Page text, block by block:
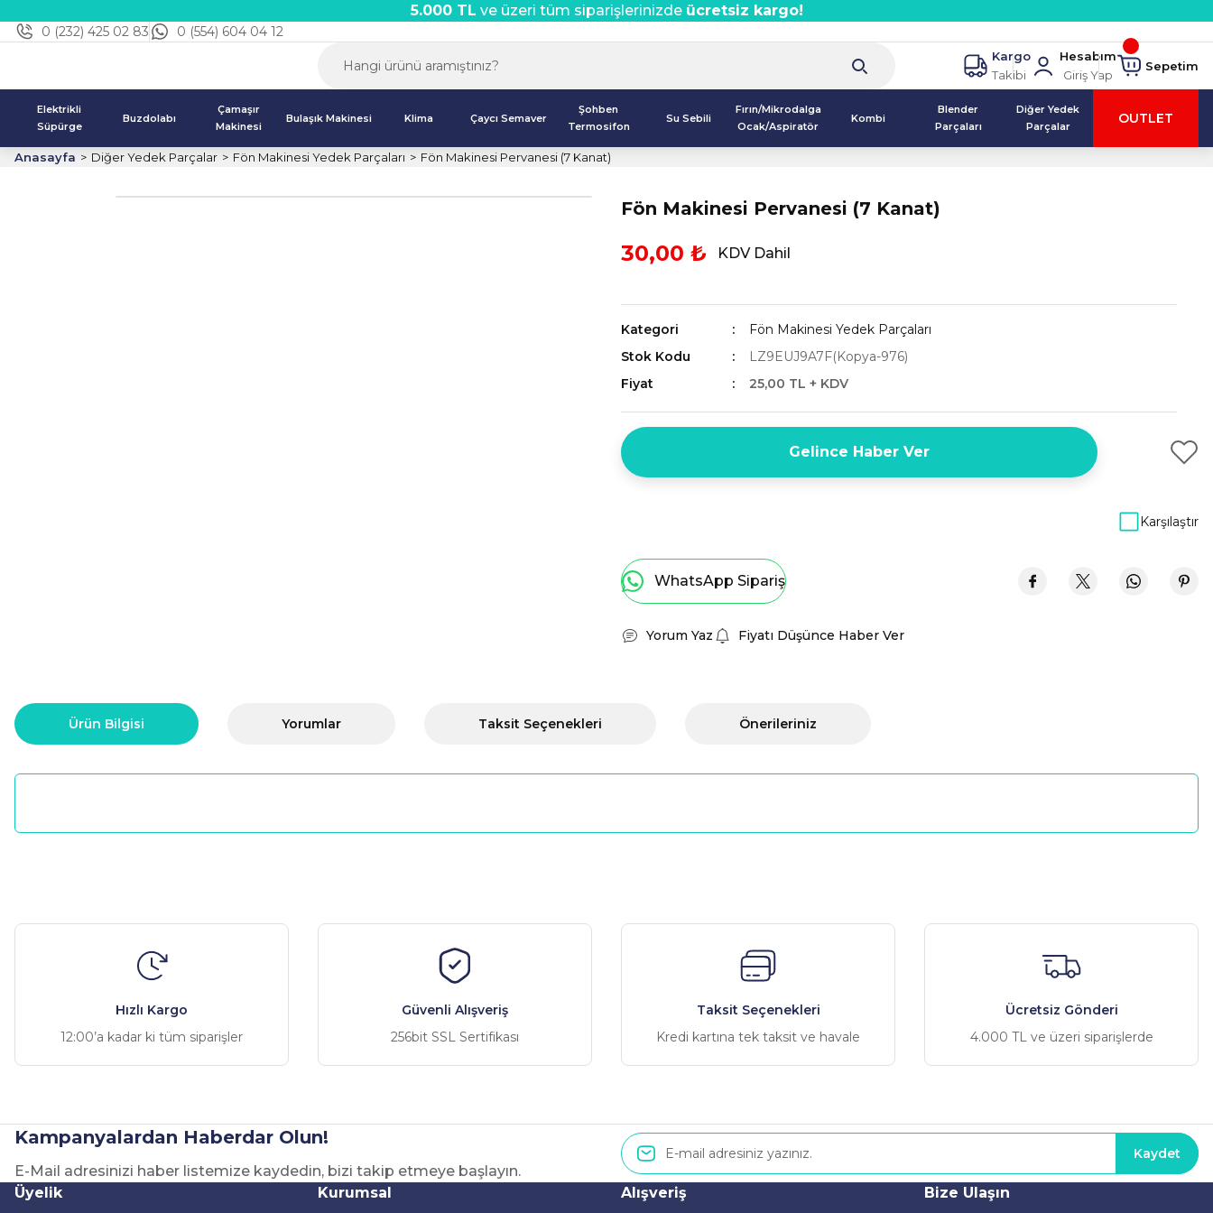
5.000 TL ve üzeri tüm siparişlerinizde ücretsiz kargo!
0 (232) 425 02 83 0 (554) 604 04 12
Kargo
Takibi
Hesabım
Giriş Yap
Sepetim
Elektrikli
Süpürge
Buzdolabı
Çamaşır
Makinesi
Bulaşık Makinesi Klima Çaycı Semaver
Şohben
Termosifon
Su Sebili
Fırın/Mikrodalga
Ocak/Aspiratör
Kombi
Blender
Parçaları
Diğer Yedek
Parçalar
OUTLET
Anasayfa Diğer Yedek Parçalar Fön Makinesi Yedek Parçaları Fön Makinesi Pervanesi (7 Kanat)
Fön Makinesi Pervanesi (7 Kanat)
30,00 ₺ KDV Dahil
Kategori
Fön Makinesi Yedek Parçaları
Stok Kodu
LZ9EUJ9A7F(Kopya-976)
Fiyat
25,00 TL + KDV
Gelince Haber Ver
Karşılaştır
WhatsApp Sipariş
Yorum Yaz Fiyatı Düşünce Haber Ver
Ürün Bilgisi Yorumlar Taksit Seçenekleri Önerileriniz
Ürün açıklamasında eksik bilgiler bulunuyor.
Ürün fiyatı diğer sitelerden daha pahalı.
Gönder
Hızlı Kargo
12:00’a kadar ki tüm siparişler
Güvenli Alışveriş
256bit SSL Sertifikası
Taksit Seçenekleri
Kredi kartına tek taksit ve havale
Ücretsiz Gönderi
4.000 TL ve üzeri siparişlerde
Kampanyalardan Haberdar Olun!
E-Mail adresinizi haber listemize kaydedin, bizi takip etmeye başlayın.
Kaydet
Üyelik Kurumsal Alışveriş Bize Ulaşın